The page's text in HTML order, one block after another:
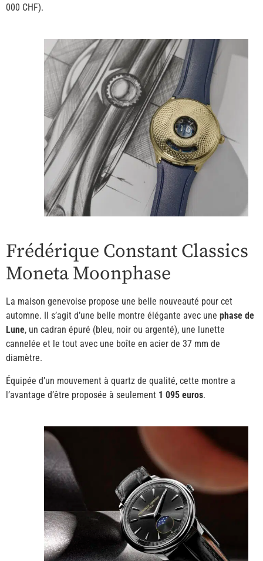
000 CHF).
Frédérique Constant Classics
Moneta Moonphase
La maison genevoise propose une belle nouveauté pour cet
automne. Il s’agit d’une belle montre élégante avec une phase de
Lune, un cadran épuré (bleu, noir ou argenté), une lunette
cannelée et le tout avec une boîte en acier de 37 mm de
diamètre.
Équipée d’un mouvement à quartz de qualité, cette montre a
l’avantage d’être proposée à seulement 1 095 euros.